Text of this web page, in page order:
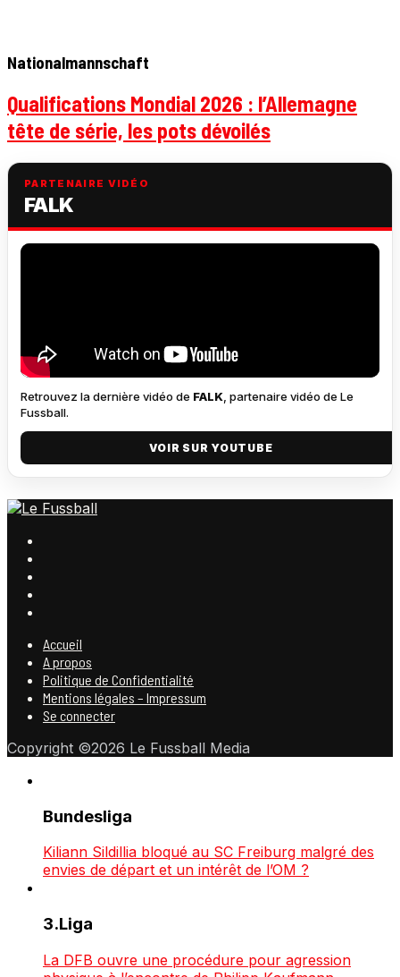
Nationalmannschaft
Qualifications Mondial 2026 : l’Allemagne
tête de série, les pots dévoilés
PARTENAIRE VIDÉO
FALK
Retrouvez la dernière vidéo de FALK , partenaire vidéo de Le
Fussball.
VOIR SUR YOUTUBE
Accueil
A propos
Politique de Confidentialité
Mentions légales – Impressum
Se connecter
Copyright ©2026 Le Fussball Media
Bundesliga
Kiliann Sildillia bloqué au SC Freiburg malgré des
envies de départ et un intérêt de l’OM ?
3.Liga
La DFB ouvre une procédure pour agression